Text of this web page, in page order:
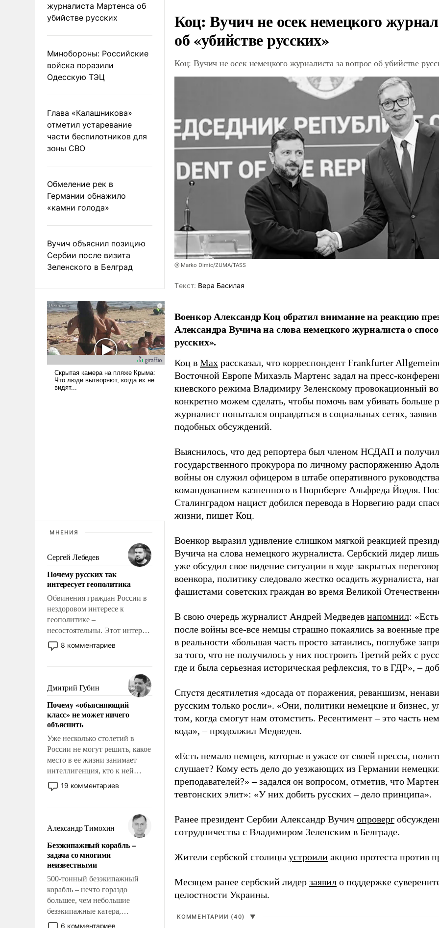
журналиста Мартенса об
убийстве русских
Минобороны: Российские
войска поразили
Одесскую ТЭЦ
Глава «Калашникова»
отметил устаревание
части беспилотников для
зоны СВО
Обмеление рек в
Германии обнажило
«камни голода»
Вучич объяснил позицию
Сербии после визита
Зеленского в Белград
МНЕНИЯ
Сергей Лебедев
Почему русских так
интересует геополитика
Обвинения граждан России в
нездоровом интересе к
геополитике –
несостоятельны. Этот интерес
рационален и прагматичен. Он
обусловлен тысячелетним
фундаментальным знанием,
что мировая политика имеет
свойство заявляться на порог
нашего дома.
8 комментариев
Дмитрий Губин
Почему «объясняющий
класс» не может ничего
объяснить
Уже несколько столетий в
России не могут решить, какое
место в ее жизни занимает
интеллигенция, кто к ней
принадлежит, а кого из нее
исключили с правом
чем она отличается от просто
образованных людей. Иногда
казалось, что эти вопросы
решены раз и навсегда, но –
нет, не решены.
19 комментариев
Александр Тимохин
Безэкипажный корабль –
задача со многими
неизвестными
500-тонный безэкипажный
корабль – нечто гораздо
большее, чем небольшие
безэкипажные катера,
применение которых уже
6 комментариев
Коц: Вучич не осек немецкого
об «убийстве русских»
Коц: Вучич не осек немецкого журналиста за вопрос об убийстве
@ Marko Dimic/ZUMA/TASS
Tекст: Вера Басилая
Военкор Александр Коц обратил внимание на реакцию
Александра Вучича на слова немецкого журналиста о
русских».
Коц в Мах рассказал, что корреспондент Frankfurter
Восточной Европе Михаэль Мартенс задал на пресс-
киевского режима Владимиру Зеленскому провокационный
конкретно можем сделать, чтобы помочь вам убивать больше
журналист попытался оправдаться в социальных сетях,
подобных обсуждений.
Выяснилось, что дед репортера был членом НСДАП и
государственного прокурора по личному распоряжению
войны он служил офицером в штабе оперативного
командованием казненного в Нюрнберге Альфреда Йодля.
Сталинградом нацист добился перевода в Норвегию ради
жизни, пишет Коц.
Военкор выразил удивление слишком мягкой реакцией
Вучича на слова немецкого журналиста. Сербский лидер
уже обсудил свое видение ситуации в ходе закрытых
военкора, политику следовало жестко осадить журналиста,
фашистами советских граждан во время Великой
В свою очередь журналист Андрей Медведев напомнил:
после войны все-все немцы страшно покаялись за военные
в реальности «большая часть просто затаились, поглубже
за того, что не получилось у них построить Третий рейх с
где и была серьезная историческая рефлексия, то в ГДР», –
Спустя десятилетия «досада от поражения, реваншизм,
русским только росли». «Они, политики немецкие и бизнес,
том, когда смогут нам отомстить. Ресентимент – это часть
кода», – продолжил Медведев.
«Есть немало немцев, которые в ужасе от своей прессы,
слушает? Кому есть дело до уезжающих из Германии
преподавателей?» – задался он вопросом, отметив, что
тевтонских элит»: «У них добить русских – дело принципа».
Ранее президент Сербии Александр Вучич опроверг
сотрудничества с Владимиром Зеленским в Белграде.
Жители сербской столицы устроили акцию протеста против
Месяцем ранее сербский лидер заявил о поддержке
целостности Украины.
КОММЕНТАРИИ (40) ▼